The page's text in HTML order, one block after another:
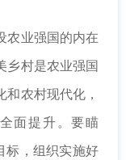
农业强国的内在
乡村是农业强国
农村现代化，
面提升。要瞄
标，组织实施好